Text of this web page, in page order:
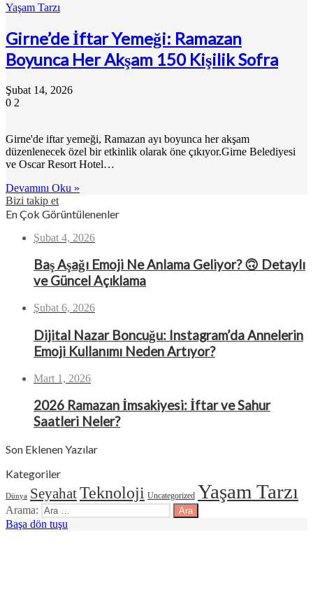
Yaşam Tarzı
Girne’de İftar Yemeği: Ramazan
Boyunca Her Akşam 150 Kişilik Sofra
Şubat 14, 2026
0 2
Girne'de iftar yemeği, Ramazan ayı boyunca her akşam
düzenlenecek özel bir etkinlik olarak öne çıkıyor.Girne Belediyesi
ve Oscar Resort Hotel…
Devamını Oku »
Bizi takip et
En Çok Görüntülenenler
Şubat 4, 2026
Baş Aşağı Emoji Ne Anlama Geliyor? 🙃 Detaylı
ve Güncel Açıklama
Şubat 6, 2026
Dijital Nazar Boncuğu: Instagram’da Annelerin
Emoji Kullanımı Neden Artıyor?
Mart 1, 2026
2026 Ramazan İmsakiyesi: İftar ve Sahur
Saatleri Neler?
Son Eklenen Yazılar
Kategoriler
Dünya SeyahatTeknoloji Uncategorized Yaşam Tarzı
Arama:
Başa dön tuşu